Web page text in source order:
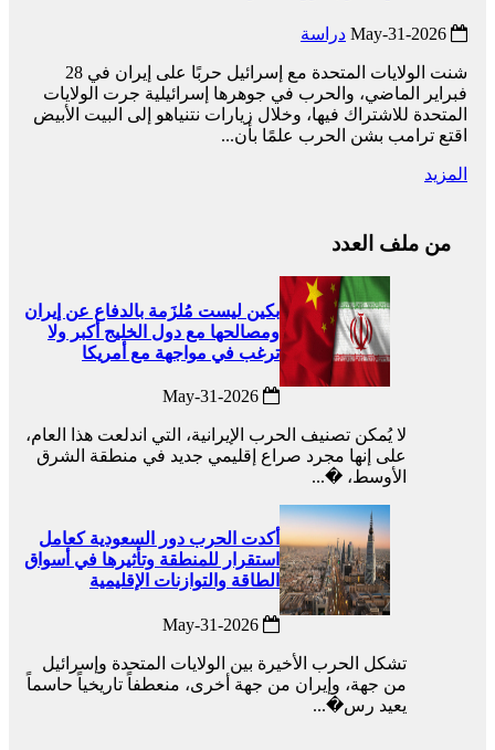
دراسة
شنت الولايات المتحدة مع إسرائيل حربًا على إيران في 28
فبراير الماضي، والحرب في جوهرها إسرائيلية جرت الولايات
المتحدة للاشتراك فيها، وخلال زيارات نتنياهو إلى البيت الأبيض
اقتع ترامب بشن الحرب علمًا بأن...
المزيد
من ملف العدد
بكين ليست مُلزَمة بالدفاع عن إيران
ومصالحها مع دول الخليج أكبر ولا
ترغب في مواجهة مع أمريكا
لا يُمكن تصنيف الحرب الإيرانية، التي اندلعت هذا العام،
على إنها مجرد صراع إقليمي جديد في منطقة الشرق
الأوسط، �...
أكدت الحرب دور السعودية كعامل
استقرار للمنطقة وتأثيرها في أسواق
الطاقة والتوازنات الإقليمية
تشكل الحرب الأخيرة بين الولايات المتحدة وإسرائيل
من جهة، وإيران من جهة أخرى، منعطفاً تاريخياً حاسماً
يعيد رس�...